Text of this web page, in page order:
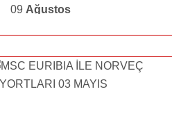
09 Ağustos